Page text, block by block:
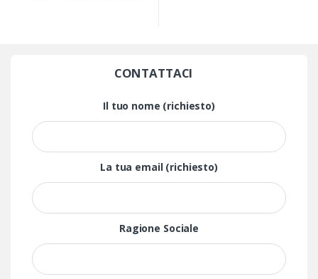
CONTATTACI
Il tuo nome (richiesto)
La tua email (richiesto)
Ragione Sociale